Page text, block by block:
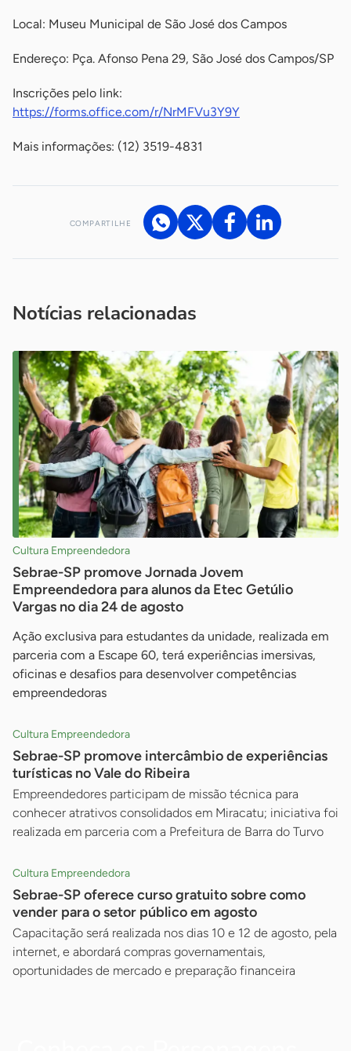
Local: Museu Municipal de São José dos Campos
Endereço: Pça. Afonso Pena 29, São José dos Campos/SP
Inscrições pelo link:
https://forms.office.com/r/NrMFVu3Y9Y
Mais informações: (12) 3519-4831
COMPARTILHE
Notícias relacionadas
Cultura Empreendedora
Sebrae-SP promove Jornada Jovem
Empreendedora para alunos da Etec Getúlio
Vargas no dia 24 de agosto
Ação exclusiva para estudantes da unidade, realizada em
parceria com a Escape 60, terá experiências imersivas,
oficinas e desafios para desenvolver competências
empreendedoras
Cultura Empreendedora
Sebrae-SP promove intercâmbio de experiências
turísticas no Vale do Ribeira
Empreendedores participam de missão técnica para
conhecer atrativos consolidados em Miracatu; iniciativa foi
realizada em parceria com a Prefeitura de Barra do Turvo
Cultura Empreendedora
Sebrae-SP oferece curso gratuito sobre como
vender para o setor público em agosto
Capacitação será realizada nos dias 10 e 12 de agosto, pela
internet, e abordará compras governamentais,
oportunidades de mercado e preparação financeira